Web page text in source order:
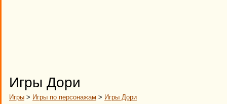
Игры Дори
Игры > Игры по персонажам > Игры Дори